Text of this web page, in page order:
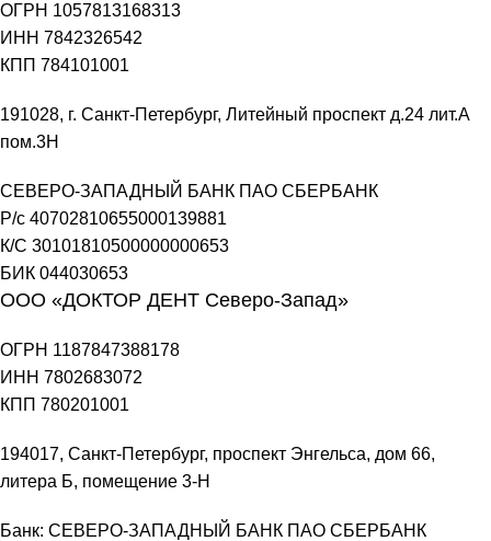
ОГРН 1057813168313
ИНН 7842326542
КПП 784101001
191028, г. Санкт-Петербург, Литейный проспект д.24 лит.А
пом.3Н
СЕВЕРО-ЗАПАДНЫЙ БАНК ПАО СБЕРБАНК
Р/с 40702810655000139881
К/С 30101810500000000653
БИК 044030653
ООО «ДОКТОР ДЕНТ Северо-Запад»
ОГРН 1187847388178
ИНН 7802683072
КПП 780201001
194017, Санкт-Петербург, проспект Энгельса, дом 66,
литера Б, помещение 3-Н
Банк: СЕВЕРО-ЗАПАДНЫЙ БАНК ПАО СБЕРБАНК